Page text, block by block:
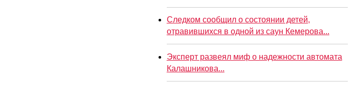
Следком сообщил о состоянии детей,
отравившихся в одной из саун Кемерова...
Эксперт развеял миф о надежности автомата
Калашникова...